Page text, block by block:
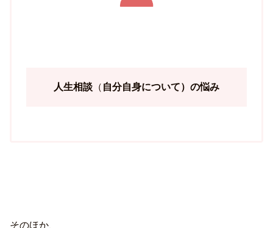
人生相談 （ 自分自身について）の悩み
そのほか、